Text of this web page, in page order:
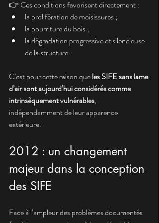
👉 Ces conditions favorisent directement :
la prolifération de moisissures ;
la pourriture du bois ;
la dégradation progressive et silencieuse
de la structure.
C’est pour cette raison que les SIFE sans lame
d’air sont aujourd’hui considérés comme
intrinsèquement vulnérables,
indépendamment de leur apparence
extérieure.
2012 : un changement
majeur dans la conception
des SIFE
Face à l’ampleur des problèmes documentés